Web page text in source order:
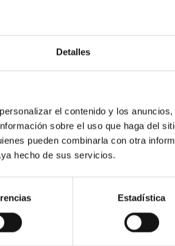
Detalles
el contenido y los
sobre el uso que haga del
pueden combinarla con otra
hecho de sus servicios.
Estadística
between Cloud
alignments between the magnetic
of cores and their angular